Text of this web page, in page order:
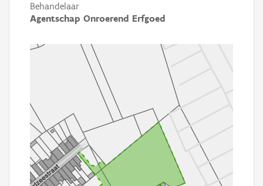
Behandelaar
Agentschap Onroerend Erfgoed